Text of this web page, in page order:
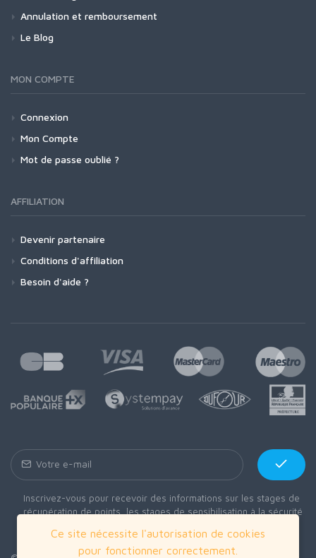
Annulation et remboursement
Le Blog
MON COMPTE
Connexion
Mon Compte
Mot de passe oublié ?
AFFILIATION
Devenir partenaire
Conditions d'affiliation
Besoin d'aide ?
Inscrivez-vous pour recevoir des informations sur les stages de
récupération de points, les stages de sensibilisation à la sécurité
Ce site nécessite l'autorisation de cookies
pour fonctionner correctement.